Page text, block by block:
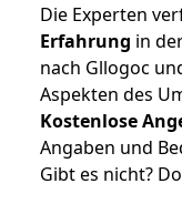
Die Experten
Erfahrung in
nach Gllogoc
Aspekten des
Kostenlose
Angaben und
Gibt es nicht?